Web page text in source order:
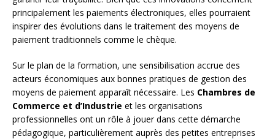
principalement les paiements électroniques, elles pourraient
inspirer des évolutions dans le traitement des moyens de
paiement traditionnels comme le chèque.
Sur le plan de la formation, une sensibilisation accrue des
acteurs économiques aux bonnes pratiques de gestion des
moyens de paiement apparaît nécessaire. Les Chambres de
Commerce et d’Industrie et les organisations
professionnelles ont un rôle à jouer dans cette démarche
pédagogique, particulièrement auprès des petites entreprises